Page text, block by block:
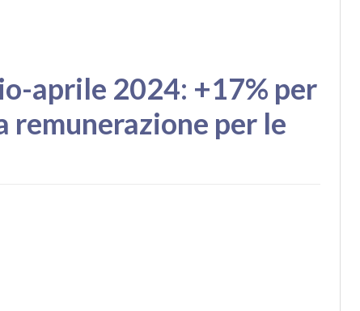
aprile 2024: +17% per
remunerazione per le